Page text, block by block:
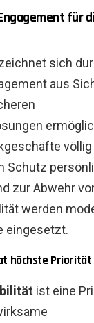
für
sich
aus
Schutz
zur Abwehr
werden
eingesetzt.
höchste Priorität
ist eine